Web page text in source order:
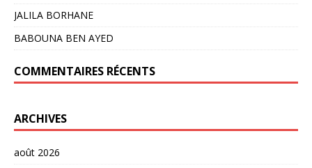
JALILA BORHANE
BABOUNA BEN AYED
COMMENTAIRES RÉCENTS
ARCHIVES
août 2026